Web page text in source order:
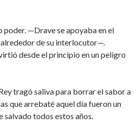
—Drave se apoyaba en el
de su interlocutor—.
desde el principio en un peligro
tragó saliva para borrar el sabor a
que arrebaté aquel día fueron un
salvado todos estos años.